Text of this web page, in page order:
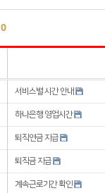
0
서비스별 시간 안내
하나은행 영업시간
퇴직연금 지급
퇴직금 지급
계속근로기간 확인